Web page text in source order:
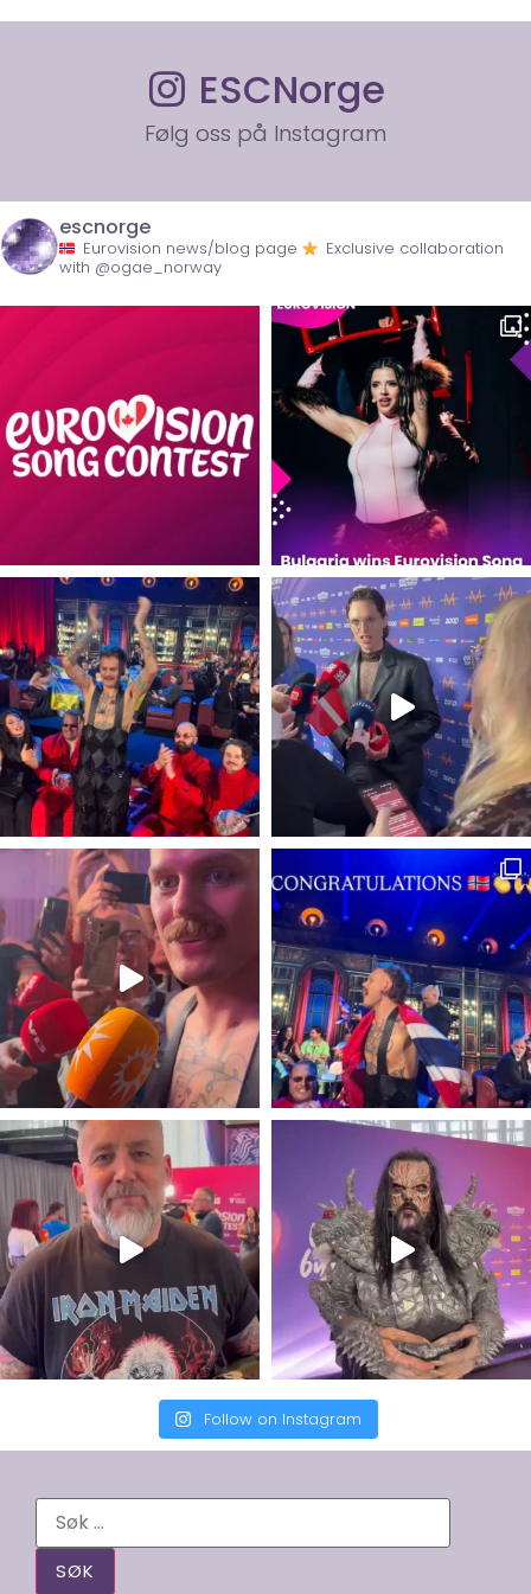
ESCNorge
Følg oss på Instagram
escnorge
Eurovision news/blog page
Exclusive collaboration
with @ogae_norway
Follow on Instagram